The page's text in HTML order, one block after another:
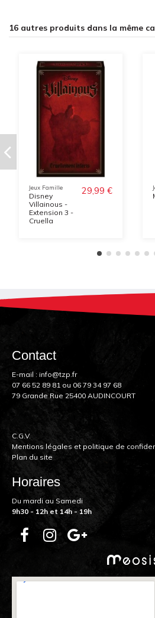
16 autres produits dans la même
Jeux Famille
Disney
Villainous -
Extension 3 -
Cruella
29,99 €
Contact
E-mail : info@tzp.fr
07 66 52 89 81 ou 06 79 34 97 68
79 Grande Rue 25400 AUDINCOURT
C.G.V.
Mentions légales et politique de
Plan du site
Horaires
Du mardi au Samedi
9h30 - 12h et 14h - 19h